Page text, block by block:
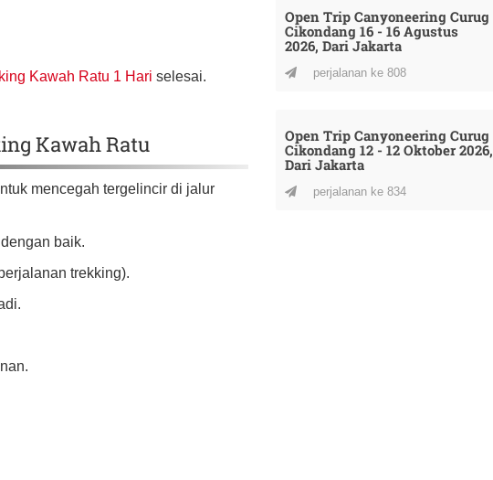
Kawah Ratu 1 Hari selesai.
Kawah Ratu
mencegah tergelincir di jalur
baik.
trekking).
Open Trip Canyoneering Curug
Cikondang 16 - 16 Agustus
2026, Dari Jakarta
perjalanan ke 808
Open Trip Canyoneering Curug
Cikondang 12 - 12 Oktober 2026,
Dari Jakarta
perjalanan ke 834